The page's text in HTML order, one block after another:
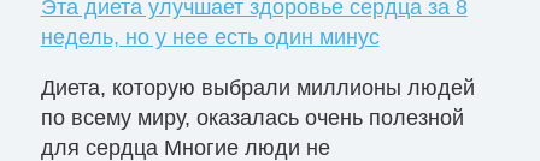
Эта диета улучшает здоровье сердца за 8
недель, но у нее есть один минус
Диета, которую выбрали миллионы людей
по всему миру, оказалась очень полезной
для сердца Многие люди не